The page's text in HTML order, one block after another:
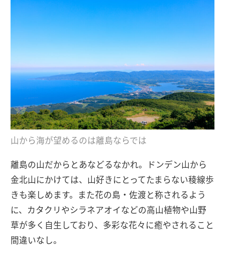
山から海が望めるのは離島ならでは
離島の山だからとあなどるなかれ。ドンデン山から
金北山にかけては、山好きにとってたまらない稜線歩
きも楽しめます。また花の島・佐渡と称されるよう
に、カタクリやシラネアオイなどの高山植物や山野
草が多く自生しており、多彩な花々に癒やされること
間違いなし。